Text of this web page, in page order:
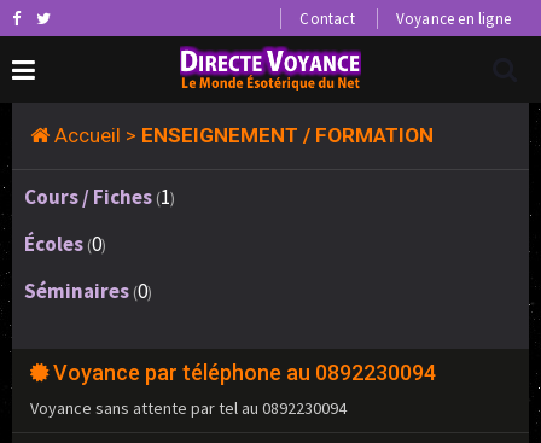
Contact Voyance en ligne
Accueil > ENSEIGNEMENT / FORMATION
Cours / Fiches (1)
Écoles (0)
Séminaires (0)
Voyance par téléphone au 0892230094
Voyance sans attente par tel au 0892230094